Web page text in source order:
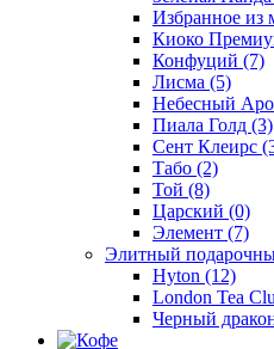
Избранное из
Киоко
Конфуций (7)
Лисма (5)
Небесный
Пиала Голд (3)
Сент Клеирс
Табо (2)
Той (8)
Царский (0)
Элемент (7)
Элитный
Hyton (12)
London Tea
Черный